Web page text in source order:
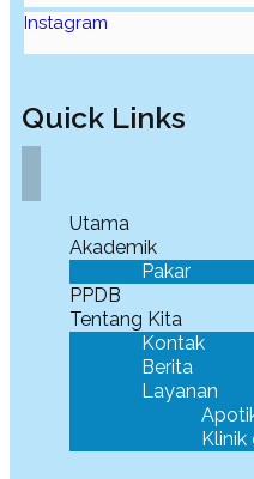
Instagram
Quick Links
Utama
Akademik
Pakar
PPDB
Tentang Kita
Kontak
Berita
Layanan
Klinik